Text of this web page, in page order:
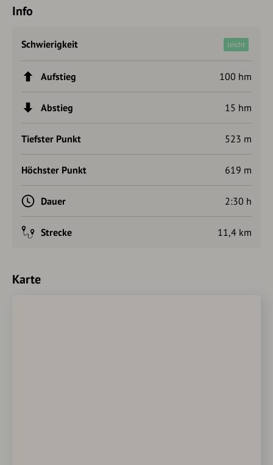
Info
Schwierigkeit leicht
Aufstieg 100 hm
Abstieg 15 hm
Tiefster Punkt 523 m
Höchster Punkt 619 m
Dauer 2:30 h
Strecke 11,4 km
Karte